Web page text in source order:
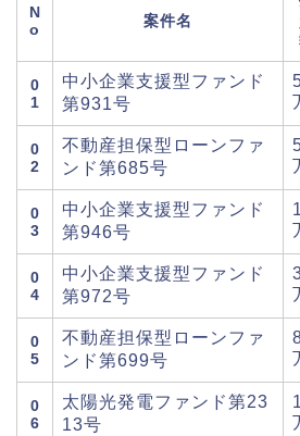
N
o
案件名
0
1
中小企業支援型ファンド
第931号
0
2
不動産担保型ローンファ
ンド第685号
0
3
中小企業支援型ファンド
第946号
0
4
中小企業支援型ファンド
第972号
0
5
不動産担保型ローンファ
ンド第699号
0
6
太陽光発電ファンド第23
13号
1